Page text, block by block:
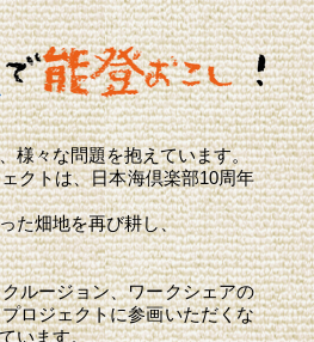
様々な問題を抱えています。
クトは、日本海倶楽部10周年
た畑地を再び耕し、
ルージョン、ワークシェアの
ロジェクトに参画いただくな
います。